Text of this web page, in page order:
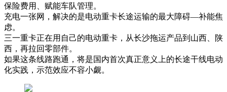
保险费用、赋能车队管理。
充电一张网，解决的是电动重卡长途运输的最大障碍—补能焦
虑。
三一重卡正在用自己的电动重卡，从长沙拖运产品到山西、陕
西，再拉回零部件。
如果这条线路跑通，将是国内首次真正意义上的长途干线电动
化实践，示范效应不容小觑。